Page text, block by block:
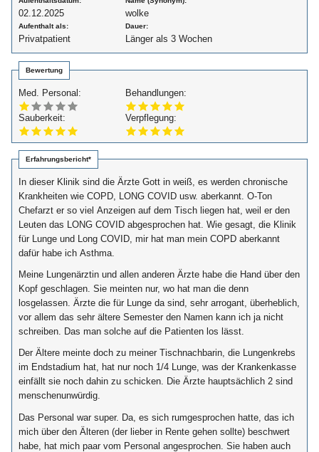
02.12.2025 wolke
Aufenthalt als:
Privatpatient
Dauer:
Länger als 3 Wochen
Bewertung
Med. Personal: Behandlungen:
Sauberkeit: Verpflegung:
Erfahrungsbericht*
In dieser Klinik sind die Ärzte Gott in weiß, es werden chronische
Krankheiten wie COPD, LONG COVID usw. aberkannt. O-Ton
Chefarzt er so viel Anzeigen auf dem Tisch liegen hat, weil er den
Leuten das LONG COVID abgesprochen hat. Wie gesagt, die Klinik
für Lunge und Long COVID, mir hat man mein COPD aberkannt
dafür habe ich Asthma.
Meine Lungenärztin und allen anderen Ärzte habe die Hand über den
Kopf geschlagen. Sie meinten nur, wo hat man die denn
losgelassen. Ärzte die für Lunge da sind, sehr arrogant, überheblich,
vor allem das sehr ältere Semester den Namen kann ich ja nicht
schreiben. Das man solche auf die Patienten los lässt.
Der Ältere meinte doch zu meiner Tischnachbarin, die Lungenkrebs
im Endstadium hat, hat nur noch 1/4 Lunge, was der Krankenkasse
einfällt sie noch dahin zu schicken. Die Ärzte hauptsächlich 2 sind
menschenunwürdig.
Das Personal war super. Da, es sich rumgesprochen hatte, das ich
mich über den Älteren (der lieber in Rente gehen sollte) beschwert
habe, hat mich paar vom Personal angesprochen. Sie haben auch